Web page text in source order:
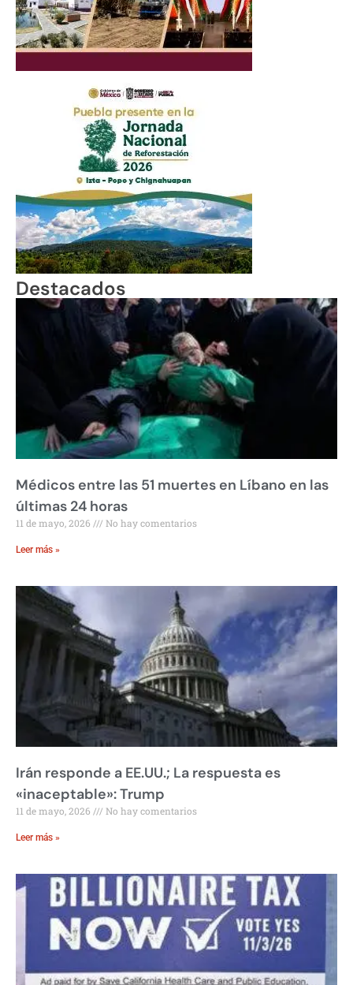
Destacados
Médicos entre las 51 muertes en Líbano en las
últimas 24 horas
11 de mayo, 2026 No hay comentarios
Leer más »
Irán responde a EE.UU.; La respuesta es
«inaceptable»: Trump
11 de mayo, 2026 No hay comentarios
Leer más »